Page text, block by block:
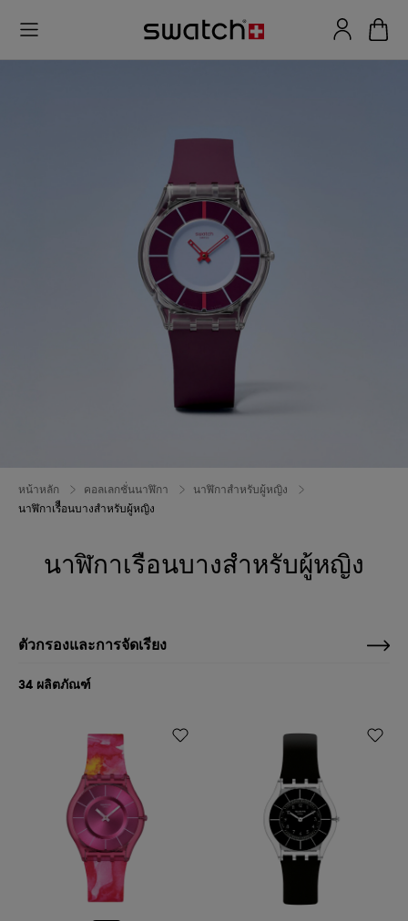
หน้าหลัก คอลเลกชั่นนาฬิกา
นาฬิกาสำหรับผู้หญิง
นาฬิกาเรืือนบางสำหรับผู้หญิง
นาฬิกาเรือนบางสำหรับผู้หญิง
ตัวกรองและการจัดเรียง
34 ผลิตภัณฑ์